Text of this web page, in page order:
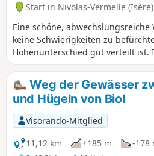
Start in Nivolas-Vermelle (Isère)
Eine schöne, abwechslungsreiche
keine Schwierigkeiten zu
Höhenunterschied gut verteilt ist.
haben Sie einen schönen Blick
an drei interessanten Gebäuden
Quinsonnas, dem Anwesen von
von Vermelle. Als Sahnehäubchen
charmante Tal des Baches Verneicu.
Weg der Gewässer
und Hügeln von Biol
Visorando-Mitglied
11,12 km
+185 m
-178